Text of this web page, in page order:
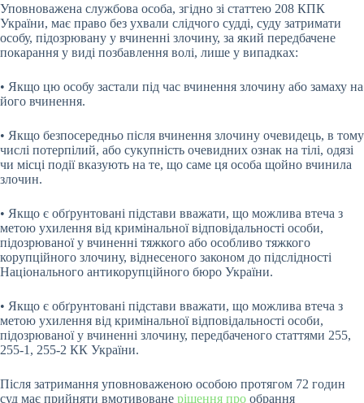
Уповноважена службова особа, згідно зі статтею 208 КПК
України, має право без ухвали слідчого судді, суду затримати
особу, підозрювану у вчиненні злочину, за який передбачене
покарання у виді позбавлення волі, лише у випадках:
• Якщо цю особу застали під час вчинення злочину або замаху на
його вчинення.
• Якщо безпосередньо після вчинення злочину очевидець, в тому
числі потерпілий, або сукупність очевидних ознак на тілі, одязі
чи місці події вказують на те, що саме ця особа щойно вчинила
злочин.
• Якщо є обґрунтовані підстави вважати, що можлива втеча з
метою ухилення від кримінальної відповідальності особи,
підозрюваної у вчиненні тяжкого або особливо тяжкого
корупційного злочину, віднесеного законом до підслідності
Національного антикорупційного бюро України.
• Якщо є обґрунтовані підстави вважати, що можлива втеча з
метою ухилення від кримінальної відповідальності особи,
підозрюваної у вчиненні злочину, передбаченого статтями 255,
255-1, 255-2 КК України.
Після затримання уповноваженою особою протягом 72 годин
суд має прийняти вмотивоване рішення про обрання